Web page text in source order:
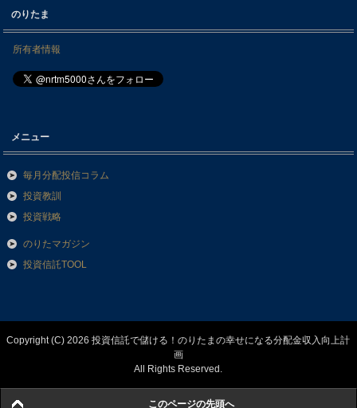
のりたま
所有者情報
メニュー
毎月分配投信コラム
投資教訓
投資戦略
のりたマガジン
投資信託TOOL
Copyright (C) 2026 投資信託で儲ける！のりたまの幸せになる分配金収入向上計
画
All Rights Reserved.
このページの先頭へ